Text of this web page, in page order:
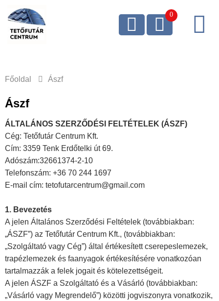
Főoldal Ászf
Ászf
ÁLTALÁNOS SZERZŐDÉSI FELTÉTELEK (ÁSZF)
Cég: Tetőfutár Centrum Kft.
Cím: 3359 Tenk Erdőtelki út 69.
Adószám:32661374-2-10
Telefonszám: +36 70 244 1697
E-mail cím: tetofutarcentrum@gmail.com
1. Bevezetés
A jelen Általános Szerződési Feltételek (továbbiakban:
„ÁSZF”) az Tetőfutár Centrum Kft., (továbbiakban:
„Szolgáltató vagy Cég”) által értékesített cserepeslemezek,
trapézlemezek és faanyagok értékesítésére vonatkozóan
tartalmazzák a felek jogait és kötelezettségeit.
A jelen ÁSZF a Szolgáltató és a Vásárló (továbbiakban:
„Vásárló vagy Megrendelő”) közötti jogviszonyra vonatkozik,